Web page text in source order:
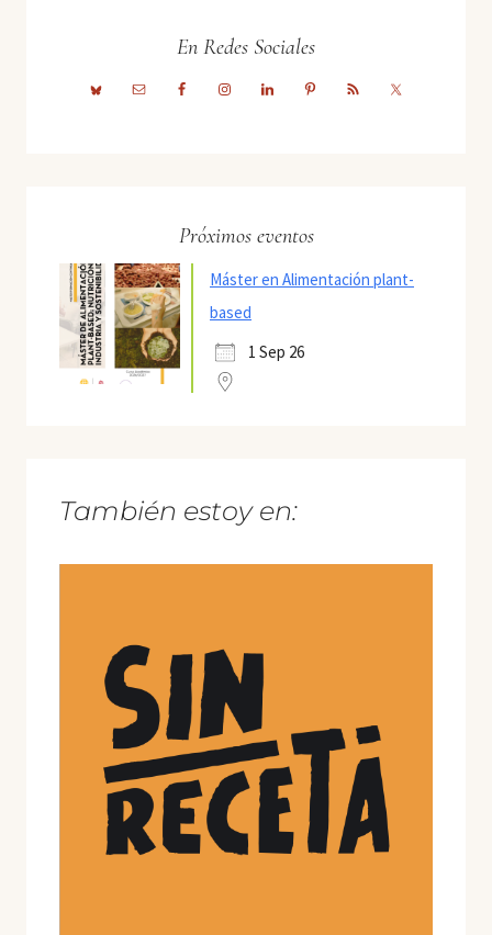
En Redes Sociales
Próximos eventos
Máster en Alimentación plant-
based
1 Sep 26
También estoy en: